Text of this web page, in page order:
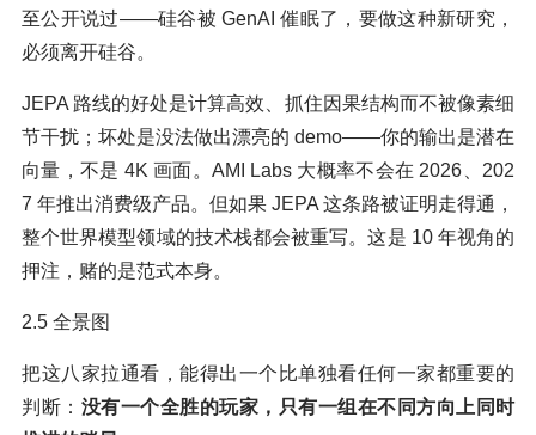
至公开说过——硅谷被 GenAI 催眠了，要做这种新研究，
必须离开硅谷。
JEPA 路线的好处是计算高效、抓住因果结构而不被像素细
节干扰；坏处是没法做出漂亮的 demo——你的输出是潜在
向量，不是 4K 画面。AMI Labs 大概率不会在 2026、202
7 年推出消费级产品。但如果 JEPA 这条路被证明走得通，
整个世界模型领域的技术栈都会被重写。这是 10 年视角的
押注，赌的是范式本身。
2.5 全景图
把这八家拉通看，能得出一个比单独看任何一家都重要的
判断： 没有一个全胜的玩家，只有一组在不同方向上同时